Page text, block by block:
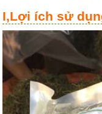
I,Lợi ích sử